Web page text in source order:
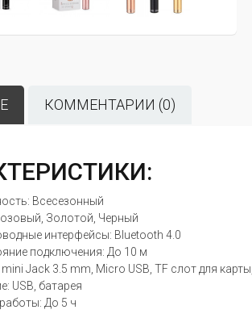
КОММЕНТАРИИ (0)
Всесезонный
Золотой, Черный
интерфейсы: Bluetooth 4.0
подключения: До 10 м
Jack 3.5 mm, Micro USB, TF слот для
USB, батарея
До 5 ч